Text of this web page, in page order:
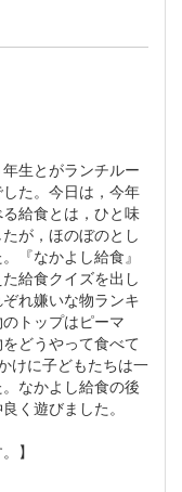
生とがランチルー
た。今日は，今年
給食とは，ひと味
が，ほのぼのとし
『なかよし給食』
給食クイズを出し
れ嫌いな物ランキ
トップはピーマ
どうやって食べて
けに子どもたちは一
なかよし給食の後
く遊びました。
】